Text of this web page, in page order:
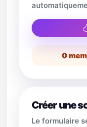
0
Créer une
Le formulaire